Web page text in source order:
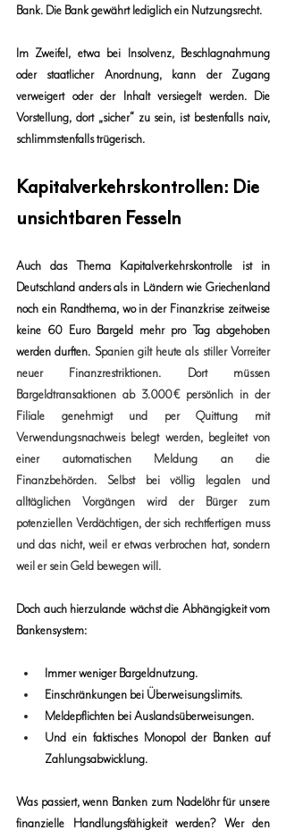
Bank. Die Bank gewährt lediglich ein Nutzungsrecht.
Im Zweifel, etwa bei Insolvenz, Beschlagnahmung
oder staatlicher Anordnung, kann der Zugang
verweigert oder der Inhalt versiegelt werden. Die
Vorstellung, dort „sicher“ zu sein, ist bestenfalls naiv,
schlimmstenfalls trügerisch.
Kapitalverkehrskontrollen: Die
unsichtbaren Fesseln
Auch das Thema Kapitalverkehrskontrolle ist in
Deutschland anders als in Ländern wie Griechenland
noch ein Randthema, wo in der Finanzkrise zeitweise
keine 60 Euro Bargeld mehr pro Tag abgehoben
werden durften. Spanien gilt heute als stiller Vorreiter
neuer Finanzrestriktionen
Bargeldtransaktionen ab 3.000 € persönlich in der
Filiale genehmigt und per Quittung mit
Verwendungsnachweis belegt werden, begleitet von
einer automatischen Meldung an die
Finanzbehörden. Selbst bei völlig legalen und
alltäglichen Vorgängen wird der Bürger zum
potenziellen Verdächtigen, der sich rechtfertigen muss
weil er sein Geld bewegen will.
Doch auch hierzulande wächst die Abhängigkeit vom
Bankensystem:
Immer weniger Bargeldnutzung.
Einschränkungen bei Überweisungslimits.
Meldepflichten bei Auslandsüberweisungen.
Und ein faktisches Monopol der Banken auf
Zahlungsabwicklung.
Was passiert, wenn Banken zum Nadelöhr für unsere
finanzielle Handlungsfähigkeit werden? Wer den